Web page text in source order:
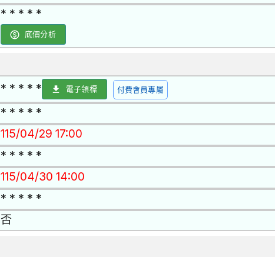
* * * * *
底價分析
* * * * * 電子領標 付費會員專屬
* * * * *
115/04/29 17:00
* * * * *
115/04/30 14:00
* * * * *
否